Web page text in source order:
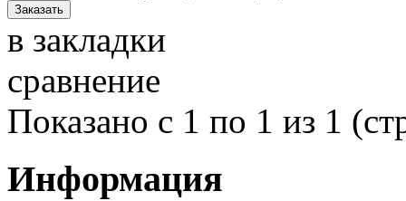
в закладки
сравнение
Показано с 1 по 1 из 1
Информация